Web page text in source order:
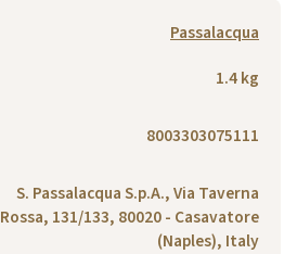
Passalacqua
1.4 kg
8003303075111
S. Passalacqua S.p.A., Via Taverna
Rossa, 131/133, 80020 - Casavatore
(Naples), Italy